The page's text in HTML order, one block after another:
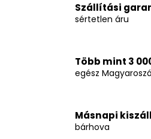
Szállítási
sértetlen áru
Több mint 3
egész
Másnapi
bárhova